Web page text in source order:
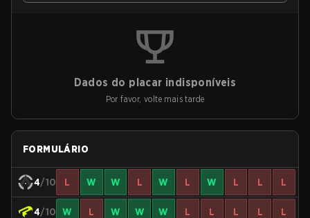
Dados do placar indisponíveis
Por favor, volte mais tarde
FORMULÁRIO
4/10 L W W L W L W L L L
4/10 W L W W W L L L L L